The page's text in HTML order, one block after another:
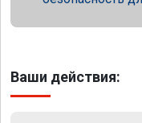
Ваши действия: